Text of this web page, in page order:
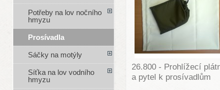
26.800 - Prohlížecí
a pytel k prosívadlům
Potřeby na lov nočního
hmyzu
Prosívadla
Sáčky na motýly
Síťka na lov vodního
hmyzu